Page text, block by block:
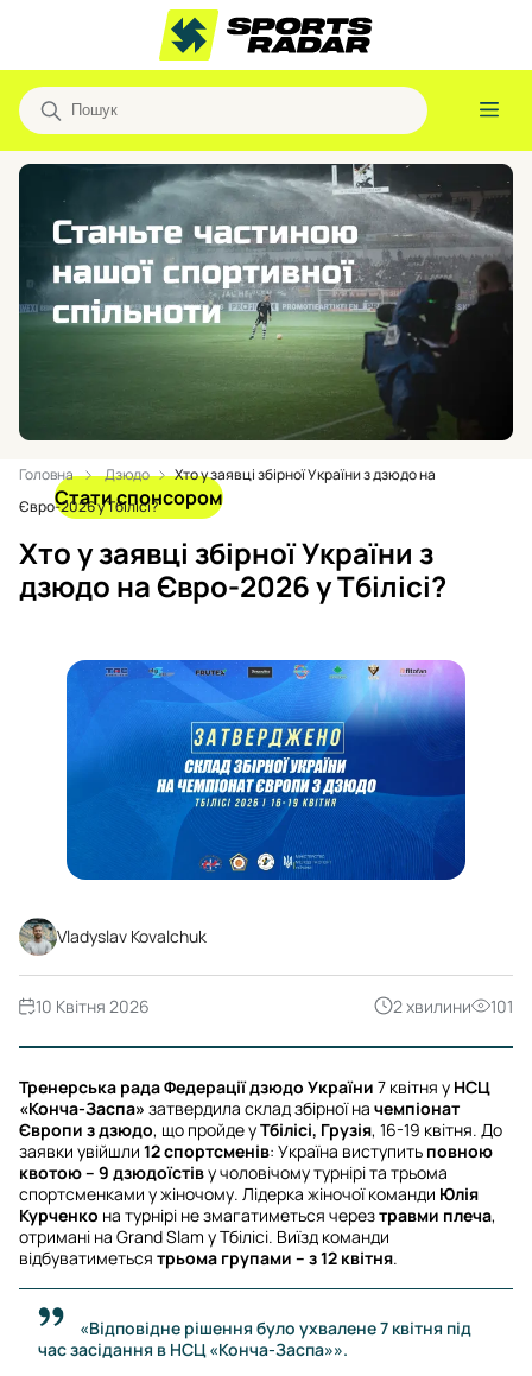
Стати спонсором
Головна Дзюдо
Хто у заявці збірної України з дзюдо на
Євро-2026 у Тбілісі?
Хто у заявці збірної України з
дзюдо на Євро-2026 у Тбілісі?
Vladyslav Kovalchuk
2 хвилини 101
10 Квітня 2026
Тренерська рада Федерації дзюдо України 7 квітня у НСЦ
«Конча-Заспа» затвердила склад збірної на чемпіонат
Європи з дзюдо, що пройде уТбілісі, Грузія, 16-19 квітня. До
заявки увійшли 12 спортсменів: Україна виступить повною
квотою – 9 дзюдоїстіву чоловічому турнірі та трьома
спортсменками у жіночому. Лідерка жіночої команди Юлія
Курченко на турнірі не змагатиметься черезтравми плеча,
отримані на Grand Slam у Тбілісі. Виїзд команди
відбуватиметься трьома групами – з 12 квітня.
«Відповідне рішення було ухвалене 7 квітня під
час засідання в НСЦ «Конча-Заспа»».